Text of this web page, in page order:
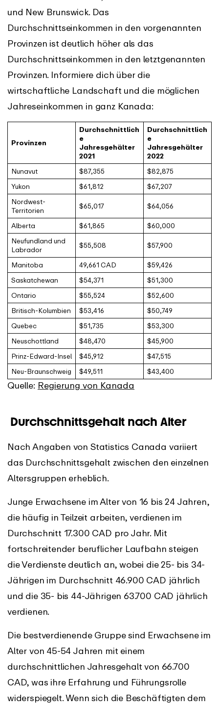
und New Brunswick. Das
Durchschnittseinkommen in den vorgenannten
Provinzen ist deutlich höher als das
Durchschnittseinkommen in den letztgenannten
Provinzen. Informiere dich über die
wirtschaftliche Landschaft und die möglichen
Jahreseinkommen in ganz Kanada:
Provinzen
Durchschnittlich
e
Jahresgehälter
2021
Durchschnittlich
e
Jahresgehälter
2022
Nunavut
$87,355
$82,875
Yukon
$61,812
$67,207
Nordwest-
Territorien
$65,017 $64,056
Alberta $61,865
$60,000
Neufundland und
Labrador
$55,508 $57,900
Manitoba 49,661 CAD
$59,426
Saskatchewan
$54,371
$51,300
Ontario
$55,524
$52,600
Britisch-Kolumbien
$53,416
$50,749
Quebec
$51,735
$53,300
Neuschottland
$48,470
$45,900
Prinz-Edward-Insel
$45,912
$47,515
Neu-Braunschweig
$49,511 $43,400
Quelle: Regierung von Kanada
Durchschnittsgehalt nach Alter
Nach Angaben von Statistics Canada variiert
das Durchschnittsgehalt zwischen den einzelnen
Altersgruppen erheblich.
Junge Erwachsene im Alter von 16 bis 24 Jahren,
die häufig in Teilzeit arbeiten, verdienen im
Durchschnitt 17.300 CAD pro Jahr. Mit
fortschreitender beruflicher Laufbahn steigen
die Verdienste deutlich an, wobei die 25- bis 34-
Jährigen im Durchschnitt 46.900 CAD jährlich
und die 35- bis 44-Jährigen 63.700 CAD jährlich
verdienen.
Die bestverdienende Gruppe sind Erwachsene im
Alter von 45-54 Jahren mit einem
durchschnittlichen Jahresgehalt von 66.700
CAD, was ihre Erfahrung und Führungsrolle
widerspiegelt. Wenn sich die Beschäftigten dem